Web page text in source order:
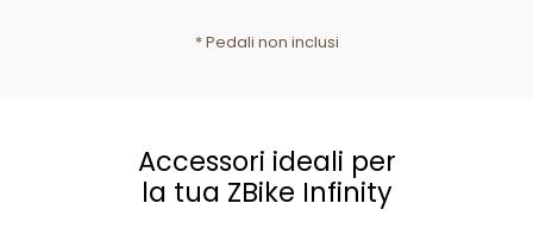
* Pedali non inclusi
Accessori ideali per
la tua ZBike Infinity